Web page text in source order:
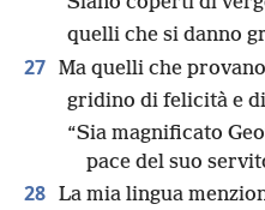
quelli che si danno
27 Ma quelli che
gridino di felicità e
“Sia magnificato
pace del suo
28 La mia lingua